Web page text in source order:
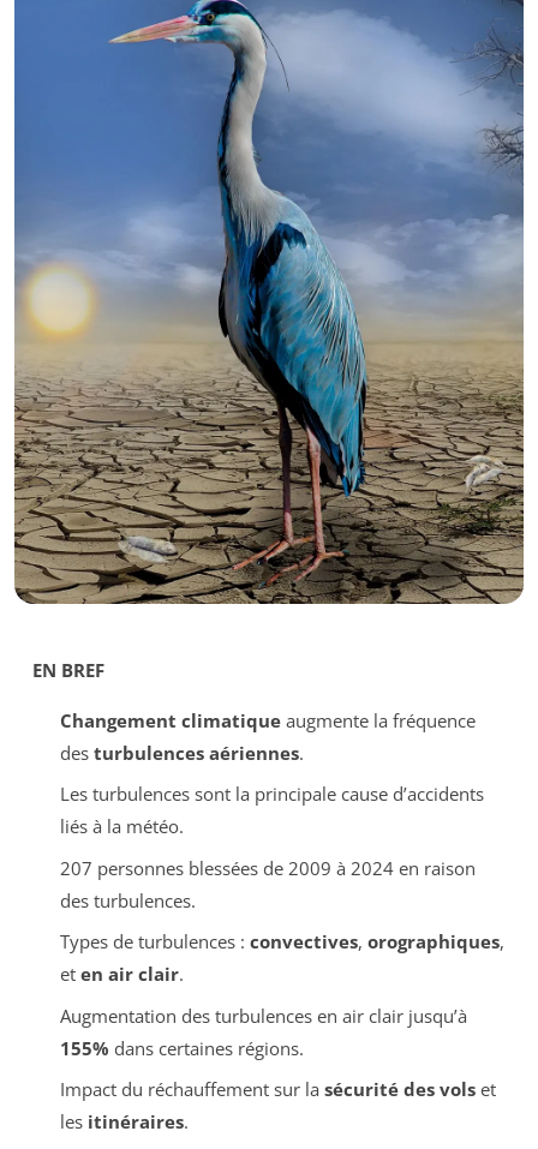
EN BREF
Changement climatiqueaugmente la fréquence
des turbulences aériennes.
Les turbulences sont la principale cause d’accidents
liés à la météo.
207 personnes blessées de 2009 à 2024 en raison
des turbulences.
Types de turbulences : convectives, orographiques,
et en air clair.
Augmentation des turbulences en air clair jusqu’à
155% dans certaines régions.
Impact du réchauffement sur la sécurité des volset
les itinéraires.